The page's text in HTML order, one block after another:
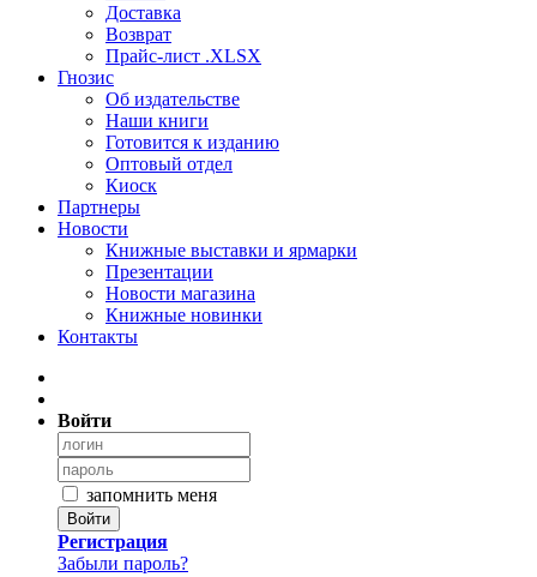
Доставка
Возврат
Прайс-лист .XLSX
Гнозис
Об издательстве
Наши книги
Готовится к изданию
Оптовый отдел
Киоск
Партнеры
Новости
Книжные выставки и ярмарки
Презентации
Новости магазина
Книжные новинки
Контакты
Войти
запомнить меня
Войти
Регистрация
Забыли пароль?